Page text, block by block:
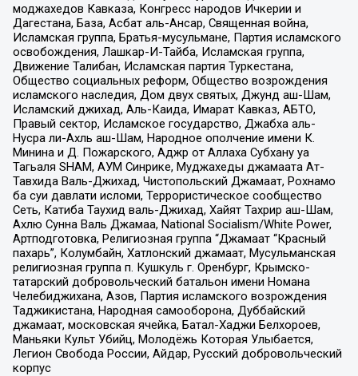
моджахедов Кавказа, Конгресс народов Ичкерии и
Дагестана, База, Асбат аль-Ансар, Священная война,
Исламская группа, Братья-мусульмане, Партия исламского
освобождения, Лашкар-И-Тайба, Исламская группа,
Движение Талибан, Исламская партия Туркестана,
Общество социальных реформ, Общество возрождения
исламского наследия, Дом двух святых, Джунд аш-Шам,
Исламский джихад, Аль-Каида, Имарат Кавказ, АБТО,
Правый сектор, Исламское государство, Джабха аль-
Нусра ли-Ахль аш-Шам, Народное ополчение имени К.
Минина и Д. Пожарского, Аджр от Аллаха Субхану уа
Тагьаля SHAM, АУМ Синрике, Муджахеды джамаата Ат-
Тавхида Валь-Джихад, Чистопольский Джамаат, Рохнамо
ба суи давлати исломи, Террористическое сообщество
Сеть, Катиба Таухид валь-Джихад, Хайят Тахрир аш-Шам,
Ахлю Сунна Валь Джамаа, National Socialism/White Power,
Артподготовка, Религиозная группа “Джамаат “Красный
пахарь”, Колумбайн, Хатлонский джамаат, Мусульманская
религиозная группа п. Кушкуль г. Оренбург, Крымско-
татарский добровольческий батальон имени Номана
Челебиджихана, Азов, Партия исламского возрождения
Таджикистана, Народная самооборона, Дуббайский
джамаат, московская ячейка, Батал-Хаджи Белхороев,
Маньяки Культ Убийц, Молодёжь Которая Улыбается,
Легион Свобода России, Айдар, Русский добровольческий
корпус